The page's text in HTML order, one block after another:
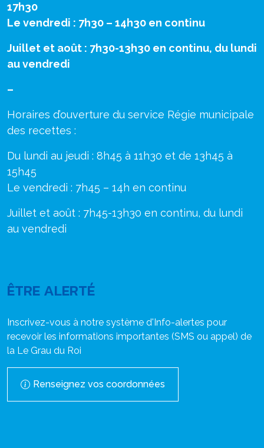
17h30
Le vendredi : 7h30 – 14h30 en continu
Juillet et août : 7h30-13h30 en continu, du lundi
au vendredi
–
Horaires d’ouverture du service Régie municipale
des recettes :
Du lundi au jeudi : 8h45 à 11h30 et de 13h45 à
15h45
Le vendredi : 7h45 – 14h en continu
Juillet et août : 7h45-13h30 en continu, du lundi
au vendredi
ÊTRE ALERTÉ
Inscrivez-vous à notre système d'Info-alertes pour
recevoir les informations importantes (SMS ou appel) de
la Le Grau du Roi
Renseignez vos coordonnées